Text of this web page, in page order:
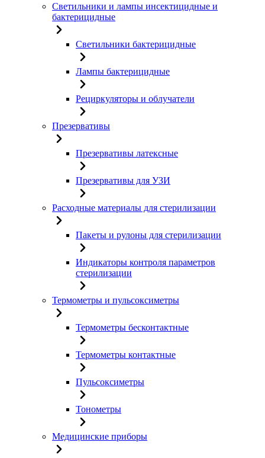
Светильники и лампы инсектицидные и
бактерицидные
Светильники бактерицидные
Лампы бактерицидные
Рециркуляторы и облучатели
Презервативы
Презервативы латексные
Презервативы для УЗИ
Расходные материалы для стерилизации
Пакеты и рулоны для стерилизации
Индикаторы контроля параметров
стерилизации
Термометры и пульсоксиметры
Термометры бесконтактные
Термометры контактные
Пульсоксиметры
Тонометры
Медицинские приборы